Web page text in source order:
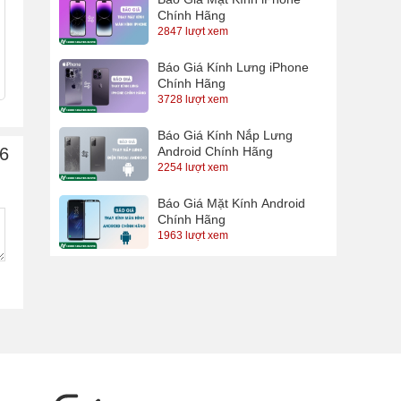
Chính Hãng
2847 lượt xem
Báo Giá Kính Lưng iPhone
Chính Hãng
3728 lượt xem
Báo Giá Kính Nắp Lưng
Android Chính Hãng
2254 lượt xem
Báo Giá Mặt Kính Android
Chính Hãng
1963 lượt xem